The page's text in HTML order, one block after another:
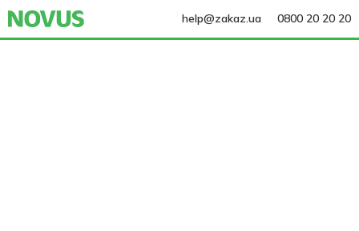
help@zakaz.ua 0800 20 20 20